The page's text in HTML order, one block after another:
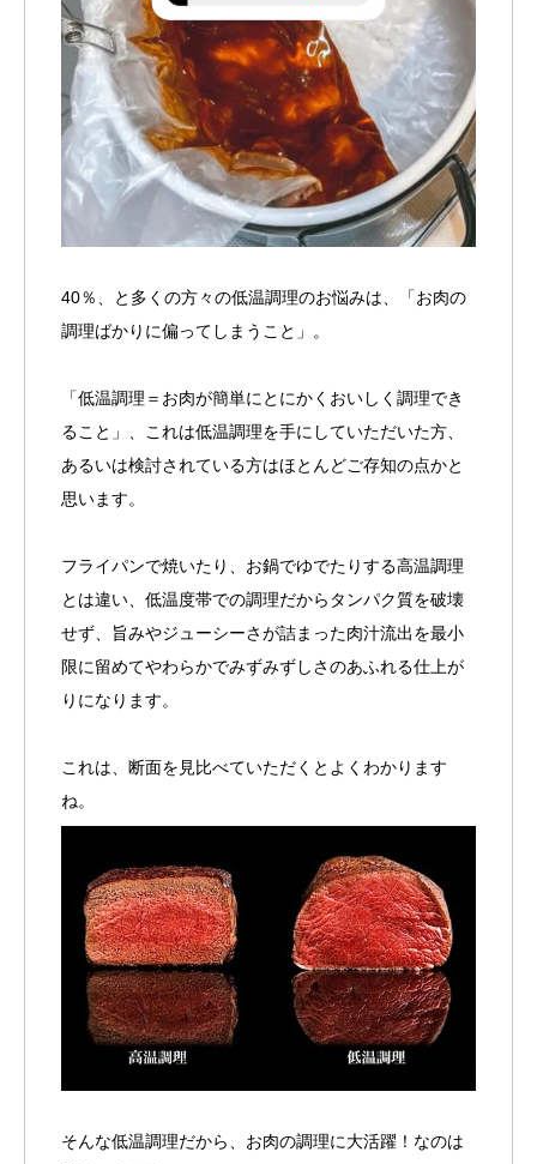
40％、と多くの方々の低温調理のお悩みは、「お肉の
調理ばかりに偏ってしまうこと」。
「低温調理＝お肉が簡単にとにかくおいしく調理でき
ること」、これは低温調理を手にしていただいた方、
あるいは検討されている方はほとんどご存知の点かと
思います。
フライパンで焼いたり、お鍋でゆでたりする高温調理
とは違い、低温度帯での調理だからタンパク質を破壊
せず、旨みやジューシーさが詰まった肉汁流出を最小
限に留めてやわらかでみずみずしさのあふれる仕上が
りになります。
これは、断面を見比べていただくとよくわかります
ね。
そんな低温調理だから、お肉の調理に大活躍！なのは